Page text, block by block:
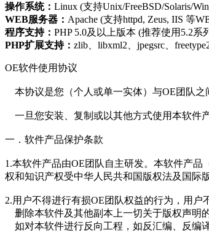
操作系统： Linux (支持Unix/FreeBSD/Solaris/
WEB服务器： Apache (支持httpd, Zeus, IIS 等
程序支持： PHP 5.0及以上版本 (推荐使用5.2系
PHP扩展支持： zlib、libxml2、jpegsrc、
OE软件使用协议
本协议是您（个人或单一实体）与OE团队之
一旦您安装、复制或以其他方式使用本软件
一．软件产品保护条款
1.本软件产品由OE团队自主研发。本软件产
权和知识产权受中华人民共和国版权法及国际
2.用户不得进行有损OE团队权益的行为，用户
删除本软件及其他副本上一切关于版权声明
如对本软件进行反向工程，如反汇编、反编